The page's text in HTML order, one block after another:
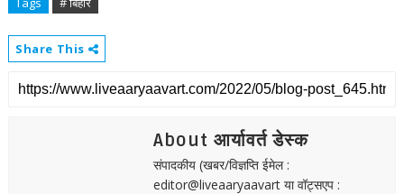
Share This
About आर्यावर्त डेस्क
संपादकीय (खबर/विज्ञप्ति ईमेल :
editor@liveaaryaavart या वॉट्सएप :